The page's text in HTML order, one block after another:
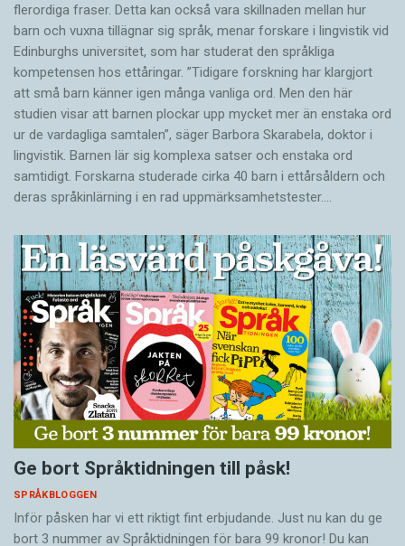
flerordiga fraser. Detta kan också vara skillnaden mellan hur
barn och vuxna tillägnar sig språk, menar forskare i lingvistik vid
Edinburghs universitet, som har studerat den språkliga
kompetensen hos ettåringar. ”Tidigare forskning har klargjort
att små barn känner igen många vanliga ord. Men den här
studien visar att barnen plockar upp mycket mer än enstaka ord
ur de vardagliga samtalen”, säger Barbora Skarabela, doktor i
lingvistik. Barnen lär sig komplexa satser och enstaka ord
samtidigt. Forskarna studerade cirka 40 barn i ettårsåldern och
deras språkinlärning i en rad uppmärksamhetstester.…
Ge bort Språktidningen till påsk!
SPRÅKBLOGGEN
Inför påsken har vi ett riktigt fint erbjudande. Just nu kan du ge
bort 3 nummer av Språktidningen för bara 99 kronor! Du kan